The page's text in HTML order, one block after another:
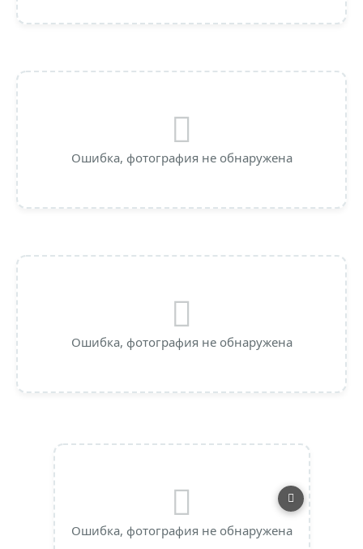
Ошибка, фотография не обнаружена
Ошибка, фотография не обнаружена
Ошибка, фотография не обнаружена